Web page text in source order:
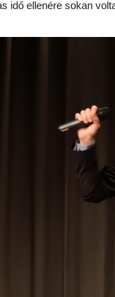
idő ellenére sokan